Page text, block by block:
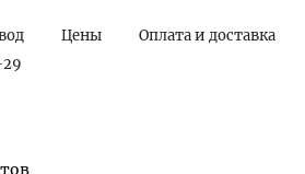
Цены Оплата и доставка